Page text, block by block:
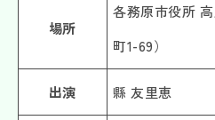
場所
各務原市役所
町1-69）
出演 縣 友里恵